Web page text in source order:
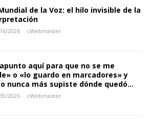
de la Voz: el hilo invisible de la
2026 cWebmaster
aquí para que no se me
o «lo guardo en marcadores» y
nunca más supiste dónde quedó…
2026 cWebmaster